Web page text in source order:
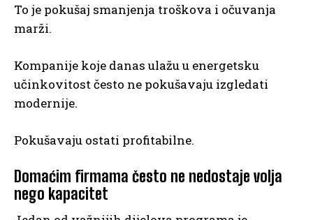
To je pokušaj smanjenja troškova i očuvanja
marži.
Kompanije koje danas ulažu u energetsku
učinkovitost često ne pokušavaju izgledati
modernije.
Pokušavaju ostati profitabilne.
Domaćim firmama često ne nedostaje volja
nego kapacitet